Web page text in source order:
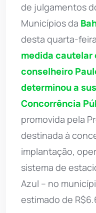
de julgamentos
Municípios da
desta quarta-
medida cautelar
conselheiro
determinou a
Concorrência
promovida pela
destinada à
implantação,
sistema de
Azul – no
estimado de